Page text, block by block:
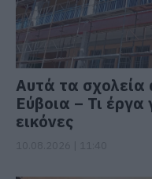
Αυτά τα σχολεία
Εύβοια – Τι έργα
εικόνες